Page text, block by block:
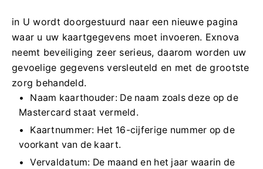
in U wordt doorgestuurd naar een nieuwe pagina
waar u uw kaartgegevens moet invoeren. Exnova
neemt beveiliging zeer serieus, daarom worden uw
gevoelige gegevens versleuteld en met de grootste
zorg behandeld.
Naam kaarthouder: De naam zoals deze op de
Mastercard staat vermeld.
Kaartnummer: Het 16-cijferige nummer op de
voorkant van de kaart.
Vervaldatum: De maand en het jaar waarin de